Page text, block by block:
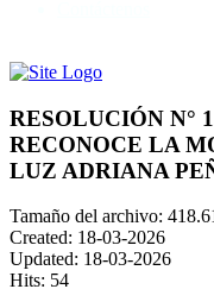
RESOLUCIÓN N°
RECONOCE LA
LUZ ADRIANA
Tamaño del archivo:
Created: 18-03-2026
Updated: 18-03-2026
Hits: 54